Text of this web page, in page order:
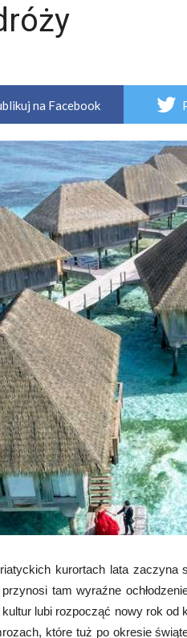
na Facebook
kurortach lata zaczyna
tam wyraźne
lubi rozpocząć nowy rok
które tuż po okresie